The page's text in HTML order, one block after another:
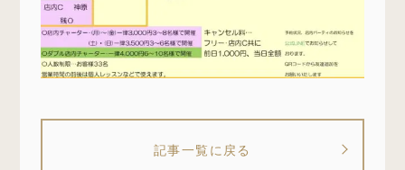
記事一覧に戻る